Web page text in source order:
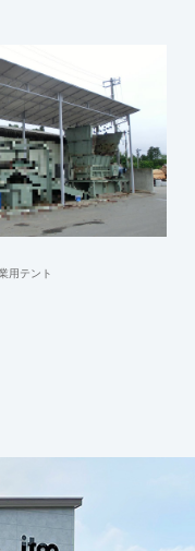
用テント